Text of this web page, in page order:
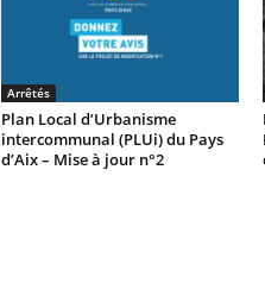
Arrêtés
Plan Local d’Urbanisme
intercommunal (PLUi) du Pays
d’Aix – Mise à jour n°2